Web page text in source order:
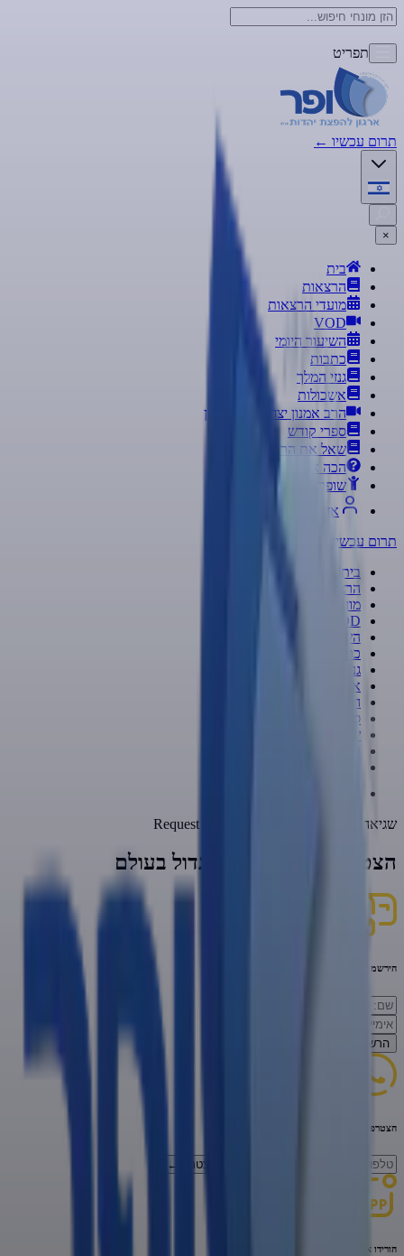
תפריט
תרום עכשיו ←
×
בית
הרצאות
מועדי הרצאות
VOD
השיעור היומי
כתבות
גנזי המלך
אשכולות
הרב אמנון יצחק ב-70 לשון
ספרי קודש
שאל את הרב
הכה את המומחה
שופר
אזור אישי
תרום עכשיו
בית
הרצאות
מועדי הרצאות
VOD
השיעור היומי
כתבות
גנזי המלך
אשכולות
הרב אמנון יצחק ב-70 לשון
ספרי קודש
שאל את הרב
שגיאה:
Request failed with status code 404
הצטרפו לזיכוי הרבים הגדול בעולם
הירשמו לניוזילטר
הרשמה
הצטרפו לווטסאפ
להצטרף ←
הורידו את האפליקציה